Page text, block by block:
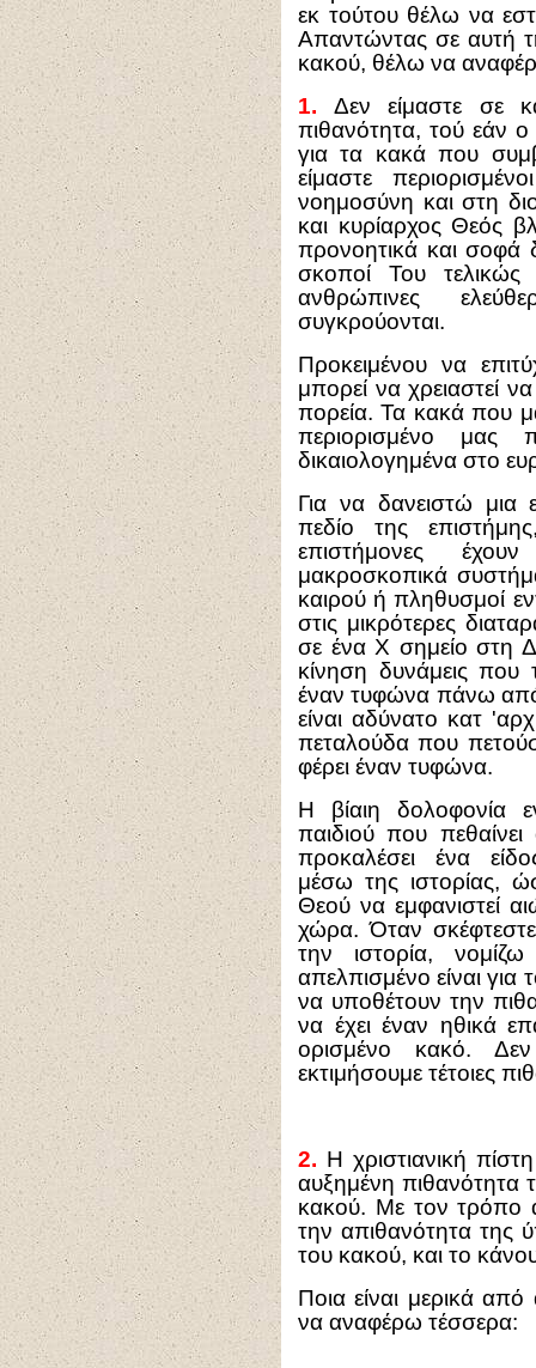
εκ τούτου θέλω να
Απαντώντας σε αυτή
κακού, θέλω να
1. Δεν είμαστε σε
πιθανότητα, τού εάν ο
για τα κακά που
είμαστε
νοημοσύνη και στη
και κυρίαρχος Θεός
προνοητικά και σοφά
σκοποί Του τελικώς
ανθρώπινες
συγκρούονται.
Προκειμένου να
μπορεί να χρειαστεί
πορεία. Τα κακά που
περιορισμένο μας
δικαιολογημένα στο
Για να δανειστώ μια
πεδίο της
επιστήμονες
μακροσκοπικά
καιρού ή πληθυσμοί
στις μικρότερες
σε ένα Χ σημείο στη
κίνηση δυνάμεις
έναν τυφώνα πάνω
είναι αδύνατο κατ
πεταλούδα που
φέρει έναν τυφώνα.
Η βίαιη δολοφονία
παιδιού που
προκαλέσει ένα
μέσω της ιστορίας,
Θεού να εμφανιστεί
χώρα. Όταν
την ιστορία,
απελπισμένο είναι για
να υποθέτουν την
να έχει έναν ηθικά
ορισμένο κακό.
εκτιμήσουμε τέτοιες
2. Η χριστιανική
αυξημένη πιθανότητα
κακού. Με τον τρόπο
την απιθανότητα της
του κακού, και το
Ποια είναι μερικά
να αναφέρω τέσσερα: